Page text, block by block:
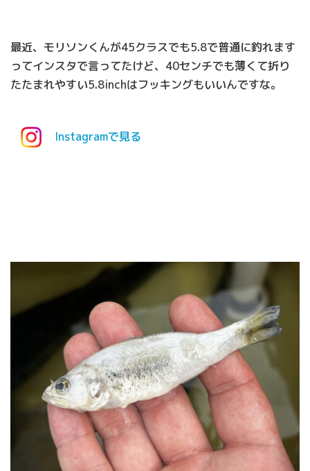
最近、モリソンくんが45クラスでも5.8で普通に釣れます
ってインスタで言ってたけど、40センチでも薄くて折り
たたまれやすい5.8inchはフッキングもいいんですな。
Instagramで見る